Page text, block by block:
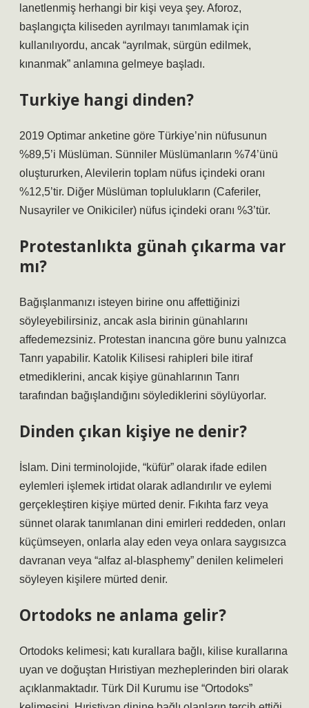
lanetlenmiş herhangi bir kişi veya şey. Aforoz,
başlangıçta kiliseden ayrılmayı tanımlamak için
kullanılıyordu, ancak “ayrılmak, sürgün edilmek,
kınanmak” anlamına gelmeye başladı.
Turkiye hangi dinden?
2019 Optimar anketine göre Türkiye’nin nüfusunun
%89,5’i Müslüman. Sünniler Müslümanların %74’ünü
oluştururken, Alevilerin toplam nüfus içindeki oranı
%12,5’tir. Diğer Müslüman toplulukların (Caferiler,
Nusayriler ve Onikiciler) nüfus içindeki oranı %3’tür.
Protestanlıkta günah çıkarma var
mı?
Bağışlanmanızı isteyen birine onu affettiğinizi
söyleyebilirsiniz, ancak asla birinin günahlarını
affedemezsiniz. Protestan inancına göre bunu yalnızca
Tanrı yapabilir. Katolik Kilisesi rahipleri bile itiraf
etmediklerini, ancak kişiye günahlarının Tanrı
tarafından bağışlandığını söylediklerini söylüyorlar.
Dinden çıkan kişiye ne denir?
İslam. Dini terminolojide, “küfür” olarak ifade edilen
eylemleri işlemek irtidat olarak adlandırılır ve eylemi
gerçekleştiren kişiye mürted denir. Fıkıhta farz veya
sünnet olarak tanımlanan dini emirleri reddeden, onları
küçümseyen, onlarla alay eden veya onlara saygısızca
davranan veya “alfaz al-blasphemy” denilen kelimeleri
söyleyen kişilere mürted denir.
Ortodoks ne anlama gelir?
Ortodoks kelimesi; katı kurallara bağlı, kilise kurallarına
uyan ve doğuştan Hıristiyan mezheplerinden biri olarak
açıklanmaktadır. Türk Dil Kurumu ise “Ortodoks”